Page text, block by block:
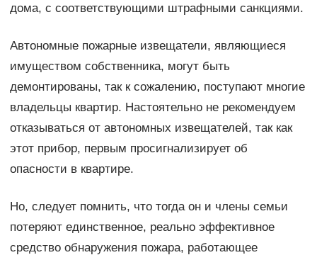
дома, с соответствующими штрафными санкциями.
Автономные пожарные извещатели, являющиеся
имуществом собственника, могут быть
демонтированы, так к сожалению, поступают многие
владельцы квартир. Настоятельно не рекомендуем
отказываться от автономных извещателей, так как
этот прибор, первым просигнализирует об
опасности в квартире.
Но, следует помнить, что тогда он и члены семьи
потеряют единственное, реально эффективное
средство обнаружения пожара, работающее